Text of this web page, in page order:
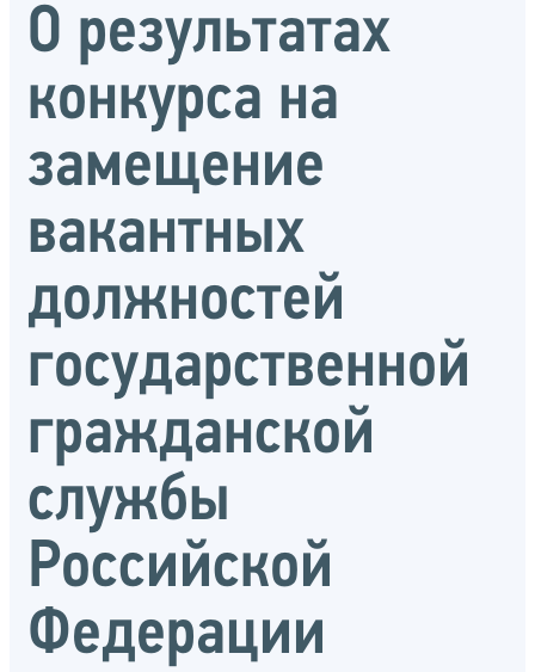
О результатах
конкурса на
замещение
вакантных
должностей
государственной
гражданской
службы
Российской
Федерации